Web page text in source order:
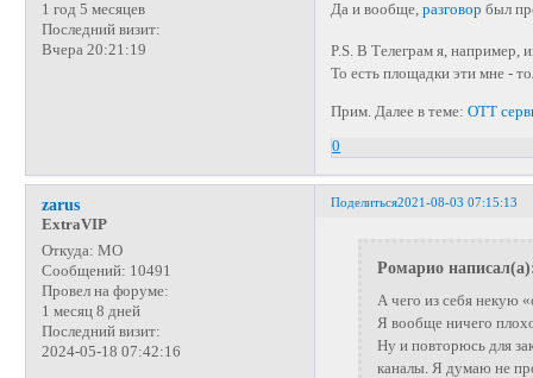
1 год 5 месяцев
Последний визит:
Вчера 20:21:19
Да и вообще,разговор был
P.S. В Телеграм я, например,
То есть площадки эти мне -
Прим. Далее в теме:ОТТ
0
Поделиться2021-08-03 07:15:13
zarus
ExtraVIP
Откуда: МО
Сообщений: 10491
Провел на форуме:
1 месяц 8 дней
Последний визит:
2024-05-18 07:42:16
Ромарио
А чего из себя некую
Я вообще ничего
Ну и повторюсь для
каналы. Я думаю не